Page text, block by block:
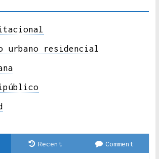
urbano residencial
Recent Comment